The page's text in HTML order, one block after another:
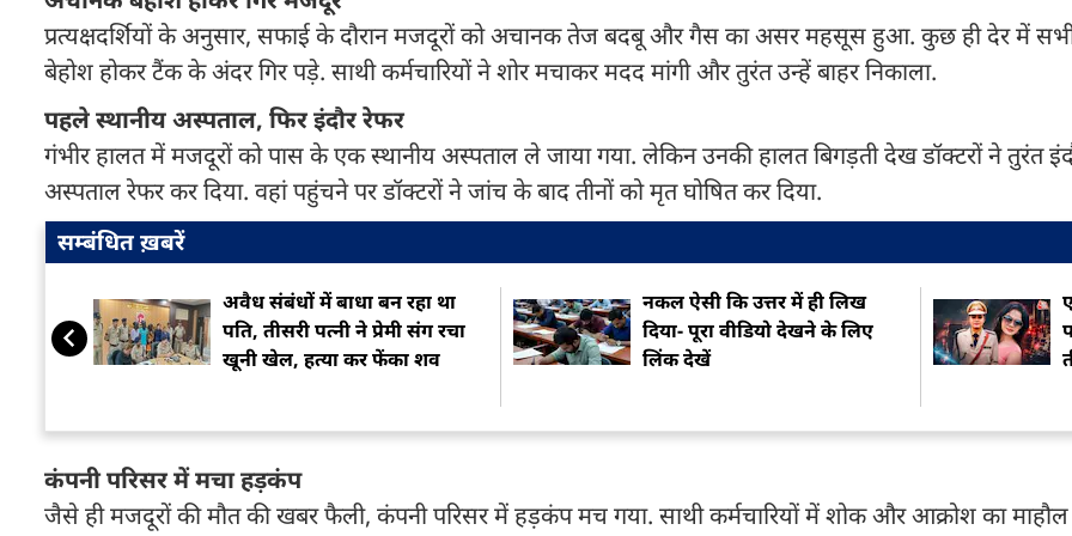
प्रत्यक्षदर्शियों के अनुसार, सफाई के दौरान मजदूरों को अचानक तेज बदबू और गैस का असर महसूस हुआ. कुछ ही देर में
बेहोश होकर टैंक के अंदर गिर पड़े. साथी कर्मचारियों ने शोर मचाकर मदद मांगी और तुरंत उन्हें बाहर निकाला.
पहले स्थानीय अस्पताल, फिर इंदौर रेफर
गंभीर हालत में मजदूरों को पास के एक स्थानीय अस्पताल ले जाया गया. लेकिन उनकी हालत बिगड़ती देख डॉक्टरों ने तुरंत
अस्पताल रेफर कर दिया. वहां पहुंचने पर डॉक्टरों ने जांच के बाद तीनों को मृत घोषित कर दिया.
सम्बंधित ख़बरें
अवैध संबंधों में बाधा बन रहा था
पति, तीसरी पत्नी ने प्रेमी संग रचा
खूनी खेल, हत्या कर फेंका शव
नकल ऐसी कि उत्तर में ही लिख
दिया- पूरा वीडियो देखने के लिए
लिंक देखें
कंपनी परिसर में मचा हड़कंप
जैसे ही मजदूरों की मौत की खबर फैली, कंपनी परिसर में हड़कंप मच गया. साथी कर्मचारियों में शोक और आक्रोश का माहौल